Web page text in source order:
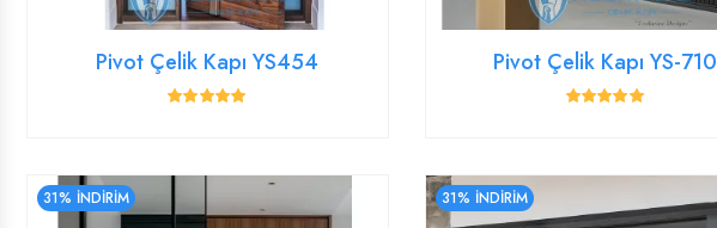
Pivot Çelik Kapı YS454 Pivot Çelik Kapı YS-710
31% İNDİRİM 31% İNDİRİM